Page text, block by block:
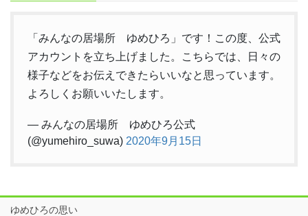
「みんなの居場所 ゆめひろ」です！この度、公式
アカウントを立ち上げました。こちらでは、日々の
様子などをお伝えできたらいいなと思っています。
よろしくお願いいたします。
— みんなの居場所 ゆめひろ公式
(@yumehiro_suwa) 2020年9月15日
ゆめひろの思い